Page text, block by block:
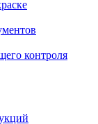
контроля